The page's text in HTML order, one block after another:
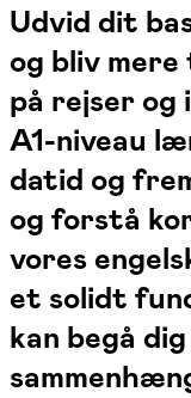
Udvid dit
og bliv
på rejser og
A1-niveau
datid og
og forstå
vores
et solidt
kan begå